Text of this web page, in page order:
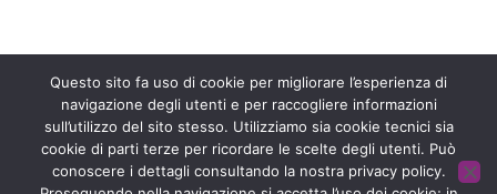
Fondazione ISAL © 2026 P. IVA 03932590403
Privacy Policy - Sviluppato daArchimede - A.S.I. srl
Questo sito fa uso di cookie per migliorare l’esperienza di
navigazione degli utenti e per raccogliere informazioni
sull’utilizzo del sito stesso. Utilizziamo sia cookie tecnici sia
cookie di parti terze per ricordare le scelte degli utenti. Può
conoscere i dettagli consultando la nostra privacy policy.